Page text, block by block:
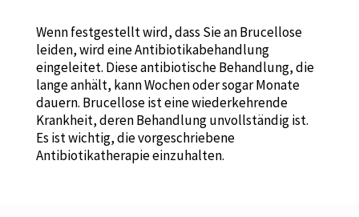
Wenn festgestellt wird, dass Sie an Brucellose
leiden, wird eine Antibiotikabehandlung
eingeleitet. Diese antibiotische Behandlung, die
lange anhält, kann Wochen oder sogar Monate
dauern. Brucellose ist eine wiederkehrende
Krankheit, deren Behandlung unvollständig ist.
Es ist wichtig, die vorgeschriebene
Antibiotikatherapie einzuhalten.